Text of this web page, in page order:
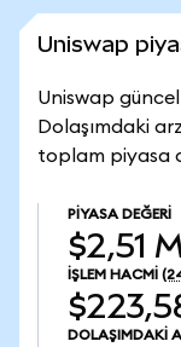
Uniswap
Uniswap
Dolaşımdaki
toplam piyasa
PIYASA DEĞERI
$2,51
İŞLEM HACMI
DOLAŞIMDAKI